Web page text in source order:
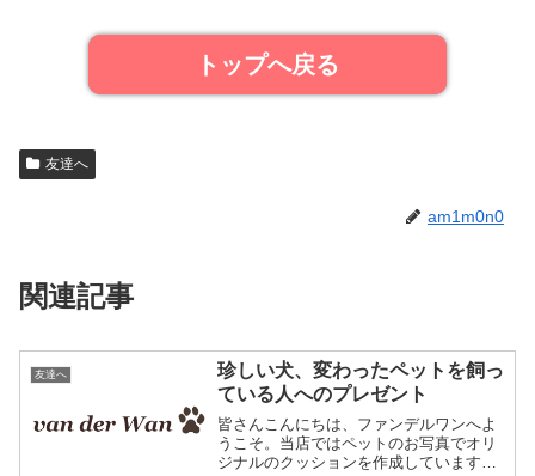
トップへ戻る
友達へ
am1m0n0
関連記事
友達へ
珍しい犬、変わったペットを飼っ
ている人へのプレゼント
皆さんこんにちは、ファンデルワンへよ
うこそ。当店ではペットのお写真でオリ
ジナルのクッションを作成しています。